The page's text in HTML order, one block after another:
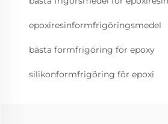
epoxiresinformfrigöringsmedel
bästa formfrigöring för epoxy
silikonformfrigöring för epoxi